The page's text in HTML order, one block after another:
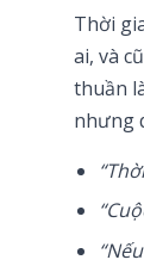
Thời
ai, và
thuần
nhưng